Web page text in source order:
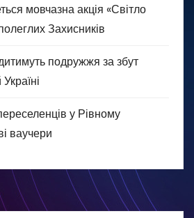
мовчазна акція «Світло
Захисників
подружжя за збут
у Рівному
ваучери